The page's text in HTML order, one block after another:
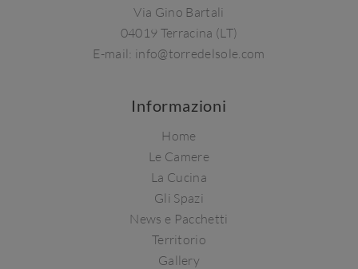
Via Gino Bartali
04019 Terracina (LT)
E-mail: info@torredelsole.com
Informazioni
Home
Le Camere
La Cucina
Gli Spazi
News e Pacchetti
Territorio
Gallery